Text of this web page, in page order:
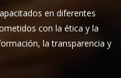
en diferentes
con la ética y la
la transparencia y